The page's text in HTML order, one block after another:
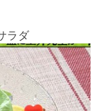
ラダ